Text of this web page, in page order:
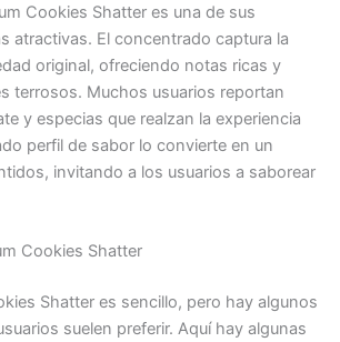
Cookies Shatter es una de sus
atractivas. El concentrado captura la
original, ofreciendo notas ricas y
terrosos. Muchos usuarios reportan
y especias que realzan la experiencia
perfil de sabor lo convierte en un
invitando a los usuarios a saborear
Cookies Shatter
Shatter es sencillo, pero hay algunos
suelen preferir. Aquí hay algunas